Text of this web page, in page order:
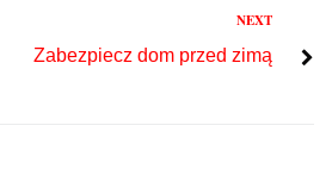
NEXT
Zabezpiecz dom przed zimą